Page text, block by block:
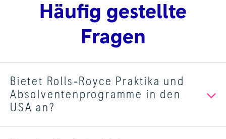
Häufig gestellte
Fragen
Bietet Rolls‑Royce Praktika und
Absolventenprogramme in den
USA an?